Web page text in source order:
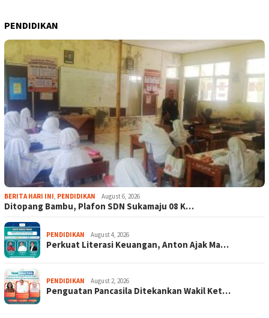
PENDIDIKAN
BERITA HARI INI, PENDIDIKAN August 6, 2026
Ditopang Bambu, Plafon SDN Sukamaju 08 K…
PENDIDIKAN August 4, 2026
Perkuat Literasi Keuangan, Anton Ajak Ma…
PENDIDIKAN August 2, 2026
Penguatan Pancasila Ditekankan Wakil Ket…